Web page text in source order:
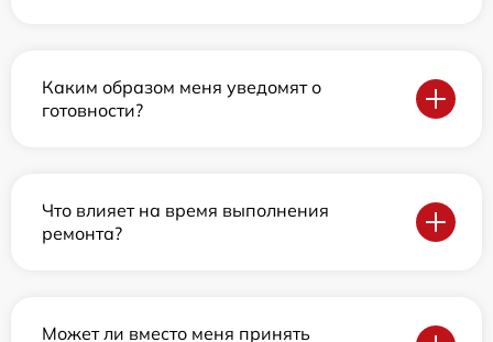
Каким образом меня уведомят о
готовности?
Что влияет на время выполнения
ремонта?
Может ли вместо меня принять